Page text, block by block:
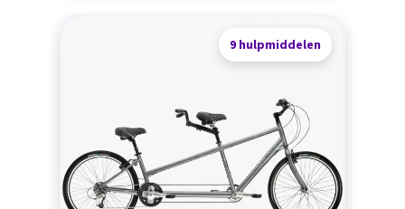
9 hulpmiddelen